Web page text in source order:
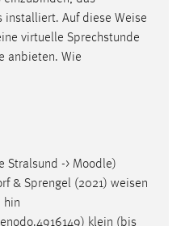
installiert. Auf diese Weise
virtuelle Sprechstunde
anbieten. Wie
Stralsund -> Moodle)
& Sprengel (2021) weisen
hin
klein (bis